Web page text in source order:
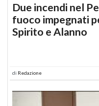
Due incendi nel
fuoco impegnati
Spirito e Alanno
di Redazione